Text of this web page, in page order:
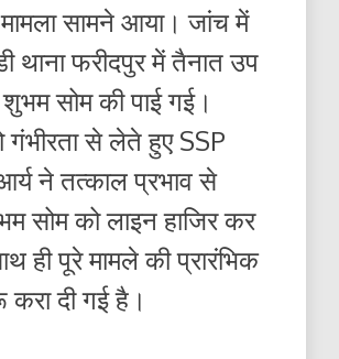
सामने आया। जांच में
थाना फरीदपुर में तैनात उप
शुभम सोम की पाई गई।
गंभीरता से लेते हुए SSP
ने तत्काल प्रभाव से
सोम को लाइन हाजिर कर
ही पूरे मामले की प्रारंभिक
दी गई है।